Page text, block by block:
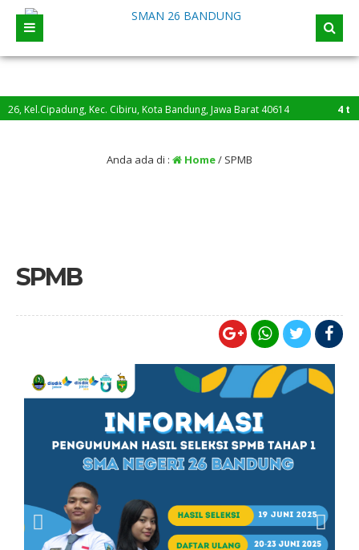
Kec. Cibiru, Kota Bandung, Jawa Barat 40614 4 tahun yang
Anda ada di : Home/ SPMB
SPMB